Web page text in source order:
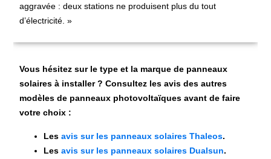
aggravée : deux stations ne produisent plus du tout
d’électricité. »
Vous hésitez sur le type et la marque de panneaux
solaires à installer ? Consultez les avis des autres
modèles de panneaux photovoltaïques avant de faire
votre choix :
Lesavis sur les panneaux solaires Thaleos.
Lesavis sur les panneaux solaires Dualsun.